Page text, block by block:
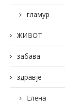
гламур
ЖИВОТ
забава
здравје
Елена